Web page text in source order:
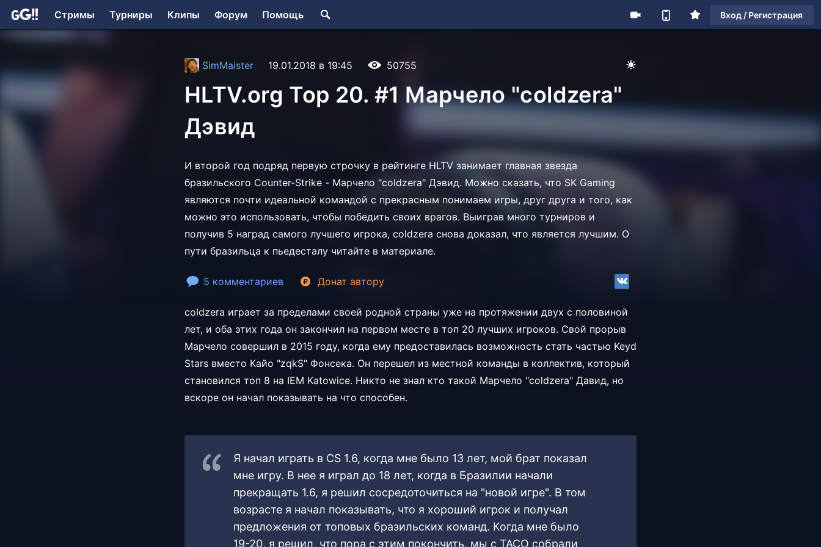
Стримы Турниры Клипы Форум Помощь Вход / Регистрация
SimMaister 19.01.2018 в 19:45 50755
HLTV.org Top 20. #1 Марчело "coldzera"
Дэвид
И второй год подряд первую строчку в рейтинге HLTV занимает главная звезда
бразильского Counter-Strike - Марчело "coldzera" Дэвид. Можно сказать, что SK Gaming
являются почти идеальной командой с прекрасным понимаем игры, друг друга и того, как
можно это использовать, чтобы победить своих врагов. Выиграв много турниров и
получив 5 наград самого лучшего игрока, coldzera снова доказал, что является лучшим. О
пути бразильца к пьедесталу читайте в материале.
5 комментариев Донат автору
coldzera играет за пределами своей родной страны уже на протяжении двух с половиной
лет, и оба этих года он закончил на первом месте в топ 20 лучших игроков. Свой прорыв
Марчело совершил в 2015 году, когда ему предоставилась возможность стать частью Keyd
Stars вместо Кайо "zqkS" Фонсека. Он перешел из местной команды в коллектив, который
становился топ 8 на IEM Katowice. Никто не знал кто такой Марчело "coldzera" Давид, но
вскоре он начал показывать на что способен.
Я начал играть в CS 1.6, когда мне было 13 лет, мой брат показал
мне игру. В нее я играл до 18 лет, когда в Бразилии начали
прекращать 1.6, я решил сосредоточиться на "новой игре". В том
возрасте я начал показывать, что я хороший игрок и получал
предложения от топовых бразильских команд. Когда мне было
19-20, я решил, что пора с этим покончить, мы с TACO собрали